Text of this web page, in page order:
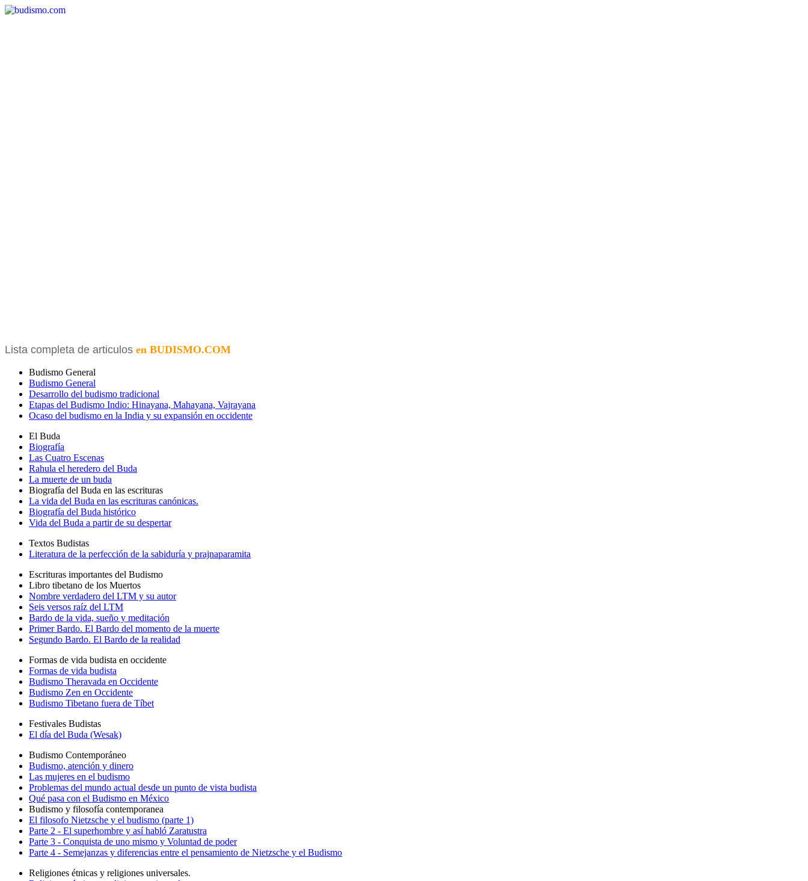
Lista completa de articulos en BUDISMO.COM
Budismo General
Budismo General
Desarrollo del budismo tradicional
Etapas del Budismo Indio: Hinayana, Mahayana, Vajrayana
Ocaso del budismo en la India y su expansión en occidente
El Buda
Biografía
Las Cuatro Escenas
Rahula el heredero del Buda
La muerte de un buda
Biografía del Buda en las escrituras
La vida del Buda en las escrituras canónicas.
Biografía del Buda histórico
Vida del Buda a partir de su despertar
Textos Budistas
Literatura de la perfección de la sabiduría y prajnaparamita
Escrituras importantes del Budismo
Libro tibetano de los Muertos
Nombre verdadero del LTM y su autor
Seis versos raíz del LTM
Bardo de la vida, sueño y meditación
Primer Bardo. El Bardo del momento de la muerte
Segundo Bardo. El Bardo de la realidad
Formas de vida budista en occidente
Formas de vida budista
Budismo Theravada en Occidente
Budismo Zen en Occidente
Budismo Tibetano fuera de Tíbet
Festivales Budistas
El día del Buda (Wesak)
Budismo Contemporáneo
Budismo, atención y dinero
Las mujeres en el budismo
Problemas del mundo actual desde un punto de vista budista
Qué pasa con el Budismo en México
Budismo y filosofía contemporanea
El filosofo Nietzsche y el budismo (parte 1)
Parte 2 - El superhombre y así habló Zaratustra
Parte 3 - Conquista de uno mismo y Voluntad de poder
Parte 4 - Semejanzas y diferencias entre el pensamiento de Nietzsche y el Budismo
Religiones étnicas y religiones universales.